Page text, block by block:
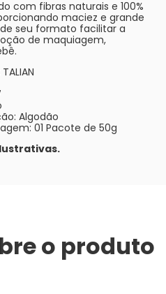
com fibras naturais e 100%
maciez e grande
seu formato facilitar a
de maquiagem,
Algodão
01 Pacote de 50g
o produto